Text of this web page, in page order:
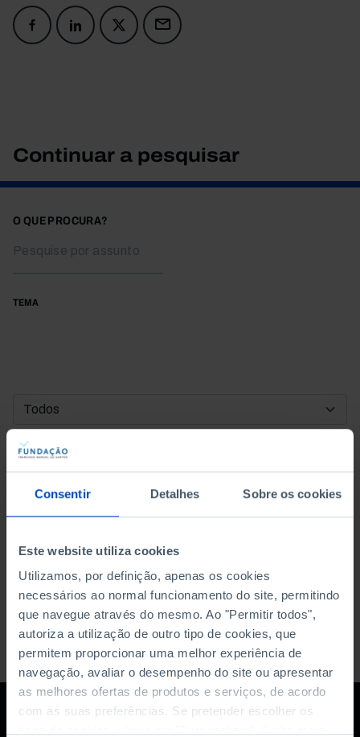
Consentir Detalhes Sobre os cookies
Este website utiliza cookies
Utilizamos, por definição, apenas os cookies
necessários ao normal funcionamento do site, permitindo
que navegue através do mesmo. Ao "Permitir todos",
autoriza a utilização de outro tipo de cookies, que
permitem proporcionar uma melhor experiência de
navegação, avaliar o desempenho do site ou apresentar
as melhores ofertas de produtos e serviços, de acordo
com as suas preferências. Se pretender escolher os
Continuar a pesquisar
O QUE PROCURA?
TEMA
DATA DE INÍCIO
DATA DE FIM